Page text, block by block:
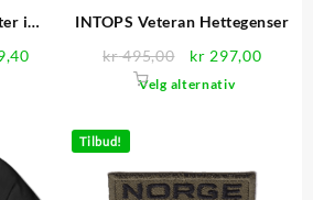
i
Nåværende
INTOPS Veteran Hettegenser
kr495,00
Opprinnelig
kr 297,00
Velg alternativDette
varianter.
Tilbud!